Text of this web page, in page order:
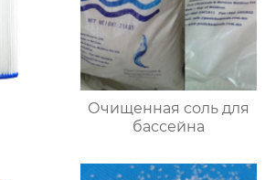
Очищенная соль для
бассейна